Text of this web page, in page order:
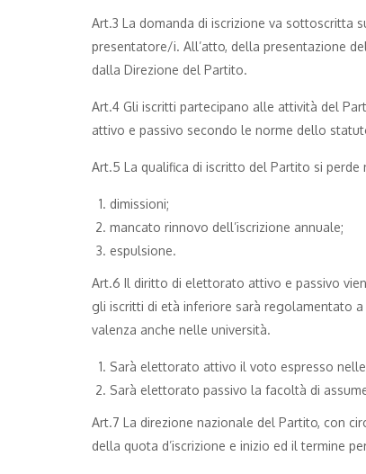
Art.3 La domanda di iscrizione va sottoscritta
presentatore/i. All’atto, della presentazione
dalla Direzione del Partito.
Art.4 Gli iscritti partecipano alle attività del
attivo e passivo secondo le norme dello
Art.5 La qualifica di iscritto del Partito si perde
dimissioni;
mancato rinnovo dell’iscrizione annuale;
espulsione.
Art.6 Il diritto di elettorato attivo e passivo
gli iscritti di età inferiore sarà regolamentato
valenza anche nelle università.
Sarà elettorato attivo il voto espresso
Sarà elettorato passivo la facoltà di
Art.7 La direzione nazionale del Partito, con
della quota d’iscrizione e inizio ed il termine